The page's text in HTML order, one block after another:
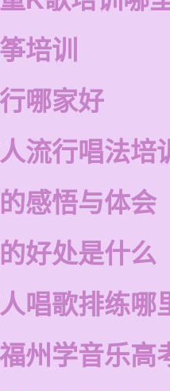
培训
哪家好
流行唱法培
感悟与体会
好处是什么
唱歌排练哪
州学音乐高